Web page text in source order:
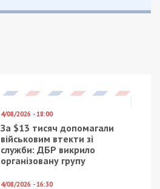
4/08/2026 - 18:00
За $13 тисяч допомагали
військовим втекти зі
служби: ДБР викрило
організовану групу
4/08/2026 - 16:30